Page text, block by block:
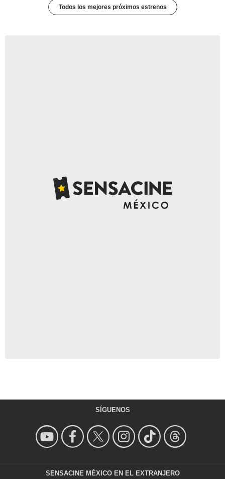
Todos los mejores próximos estrenos
SÍGUENOS
SENSACINE MÉXICO EN EL EXTRANJERO